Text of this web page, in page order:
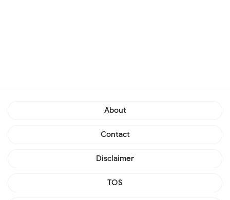
About
Contact
Disclaimer
TOS